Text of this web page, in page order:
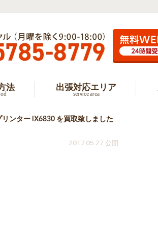
法 出張対応エリア
service area
ンター iX6830 を買取致しました
2017.05.27 公開